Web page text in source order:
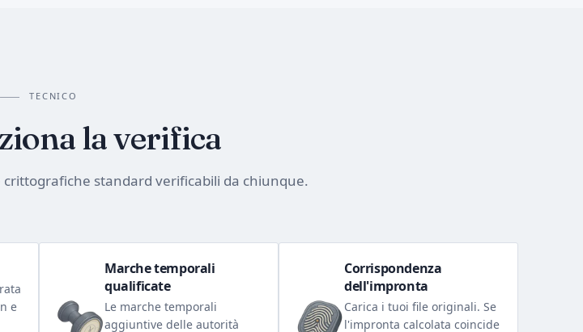
TECNICO
la verifica
standard verificabili da chiunque.
e
Marche temporali
qualificate
Le marche temporali
aggiuntive delle autorità
Corrispondenza
dell'impronta
Carica i tuoi file originali. Se
l'impronta calcolata coincide